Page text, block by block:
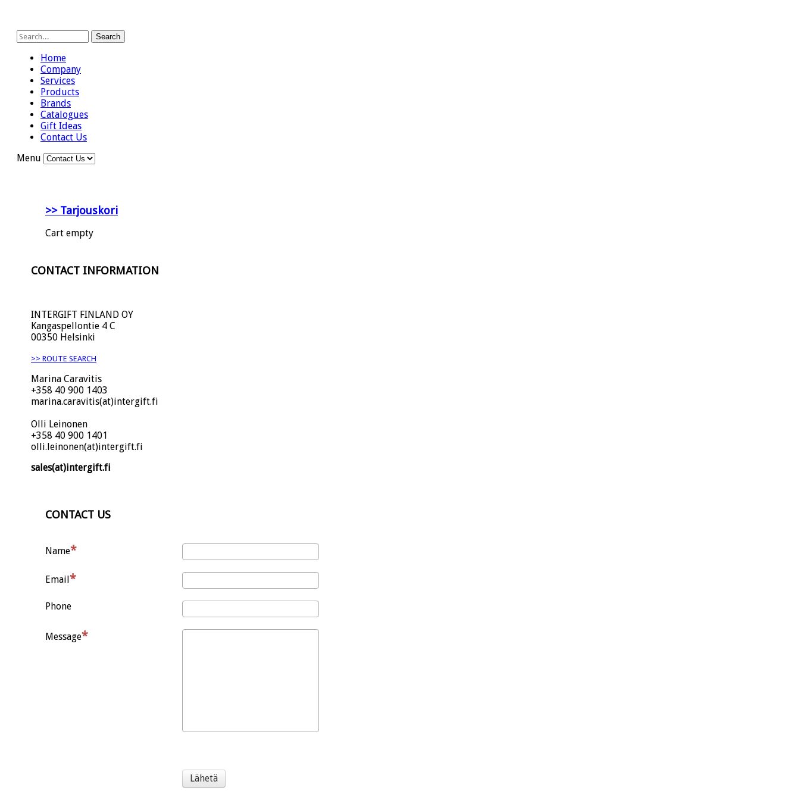
Search
Home
Company
Services
Products
Brands
Catalogues
Gift Ideas
Contact Us
Menu
>> Tarjouskori
Cart empty
CONTACT INFORMATION
INTERGIFT FINLAND OY
Kangaspellontie 4 C
00350 Helsinki
>> ROUTE SEARCH
Marina Caravitis
+358 40 900 1403
marina.caravitis(at)intergift.fi
Olli Leinonen
+358 40 900 1401
olli.leinonen(at)intergift.fi
sales(at)intergift.fi
CONTACT US
Name
Email
Phone
Message
Lähetä